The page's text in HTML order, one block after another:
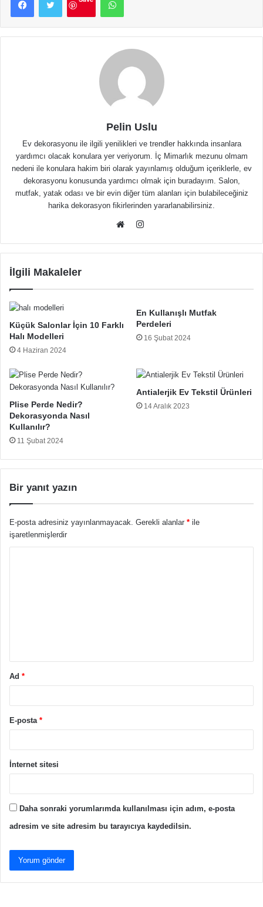
Pelin Uslu
Ev dekorasyonu ile ilgili yenilikleri ve trendler hakkında insanlara
yardımcı olacak konulara yer veriyorum. İç Mimarlık mezunu olmam
nedeni ile konulara hakim biri olarak yayınlamış olduğum içeriklerle, ev
dekorasyonu konusunda yardımcı olmak için buradayım. Salon,
mutfak, yatak odası ve bir evin diğer tüm alanları için bulabileceğiniz
harika dekorasyon fikirlerinden yararlanabilirsiniz.
sitesi
Instagram
İlgili Makaleler
Küçük Salonlar İçin 10 Farklı
Halı Modelleri
4 Haziran 2024
En Kullanışlı Mutfak
Perdeleri
16 Şubat 2024
Plise Perde Nedir?
Dekorasyonda Nasıl
Kullanılır?
11 Şubat 2024
Antialerjik Ev Tekstil Ürünleri
14 Aralık 2023
Bir yanıt yazın
E-posta adresiniz yayınlanmayacak. Gerekli alanlar * ile
işaretlenmişlerdir
Ad *
E-posta *
İnternet sitesi
Daha sonraki yorumlarımda kullanılması için adım, e-posta
adresim ve site adresim bu tarayıcıya kaydedilsin.